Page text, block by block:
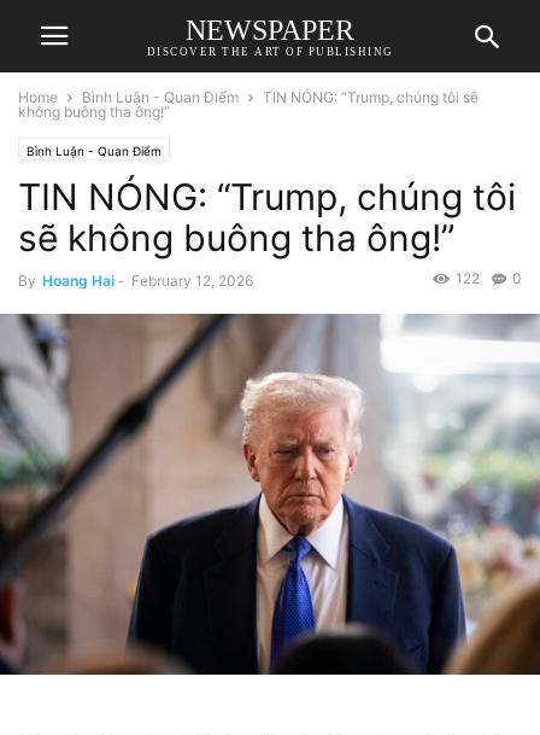
NEWSPAPER
DISCOVER THE ART OF PUBLISHING
Home Bình Luận - Quan Điểm
TIN NÓNG: “Trump, chúng tôi sẽ
không buông tha ông!”
Bình Luận - Quan Điểm
TIN NÓNG: “Trump, chúng tôi
sẽ không buông tha ông!”
By Hoang Hai - February 12, 2026 0
122